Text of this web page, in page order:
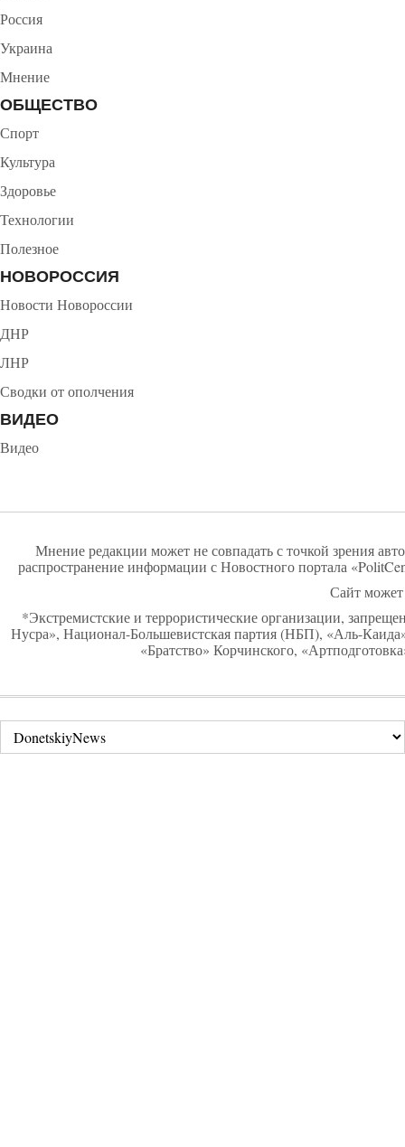
Россия
Украина
Мнение
ОБЩЕСТВО
Спорт
Культура
Здоровье
Технологии
Полезное
НОВОРОССИЯ
Новости Новороссии
ДНР
ЛНР
Сводки от ополчения
ВИДЕО
Видео
Мнение редакции может не совпадать с точкой зрения
распространение информации с Новостного портала
Сайт может
*Экстремистские и террористические организации,
Нусра», Национал-Большевистская партия (НБП), «Аль-
«Братство» Корчинского,